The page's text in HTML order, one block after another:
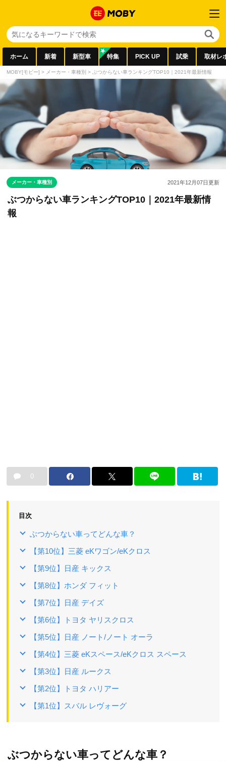
ホーム 新着 新型車 特集 PICK UP 試乗 取材レ
MOBY[モビー] > メーカー・車種別 > ぶつからない車ランキングTOP10｜2021年最新情報
メーカー・車種別 2021年12月07日更新
ぶつからない車ランキングTOP10｜2021年最新情
報
0
目次
ぶつからない車ってどんな車？
【第10位】三菱 eKワゴン/eKクロス
【第9位】日産 キックス
【第8位】ホンダ フィット
【第7位】日産 デイズ
【第6位】トヨタ ヤリスクロス
【第5位】日産 ノート/ノート オーラ
【第4位】三菱 eKスペース/eKクロス スペース
【第3位】日産 ルークス
【第2位】トヨタ ハリアー
【第1位】スバル レヴォーグ
ぶつからない車ってどんな車？